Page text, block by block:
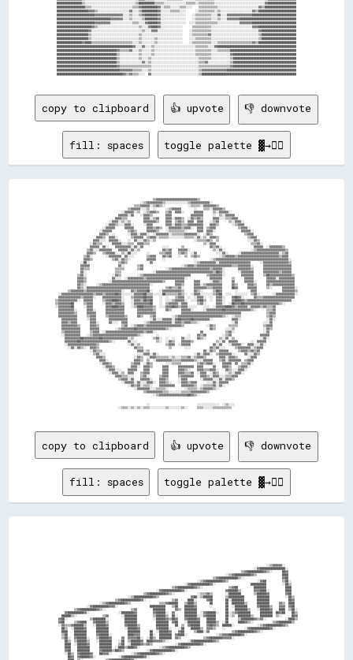
copy to clipboard 👍 upvote 👎 downvote
fill: spaces toggle palette ▓→✊🏽
copy to clipboard 👍 upvote 👎 downvote
fill: spaces toggle palette ▓→✊🏽